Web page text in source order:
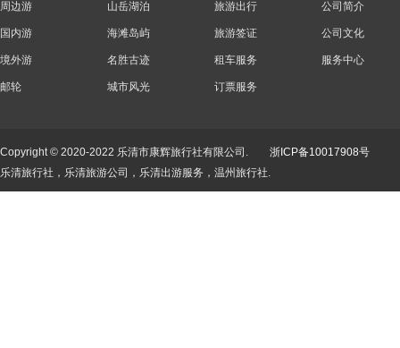
周边游
国内游
境外游
邮轮
山岳湖泊
海滩岛屿
名胜古迹
城市风光
旅游出行
旅游签证
租车服务
订票服务
公司简介
公司文化
服务中心
Copyright © 2020-2022 乐清市康辉旅行社有限公司. 浙ICP备10017908号
乐清旅行社，乐清旅游公司，乐清出游服务，温州旅行社.